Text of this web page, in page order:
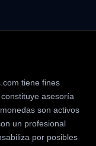
tiene fines
asesoría
son activos
un profesional
por posibles